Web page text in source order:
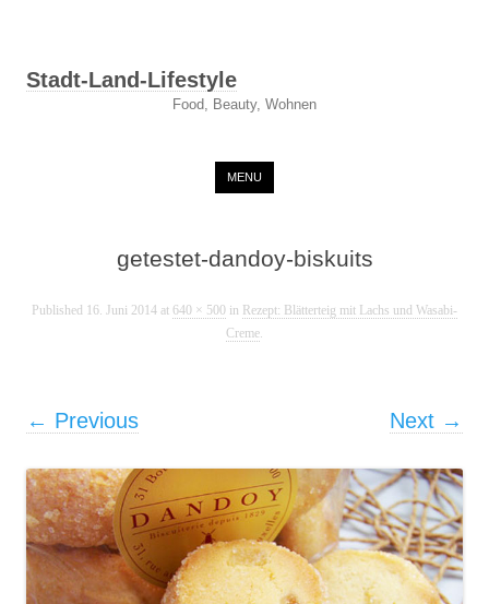
Stadt-Land-Lifestyle
Food, Beauty, Wohnen
MENU
getestet-dandoy-biskuits
Published 16. Juni 2014 at 640 × 500 in Rezept: Blätterteig mit Lachs und Wasabi-
Creme.
← Previous Next →